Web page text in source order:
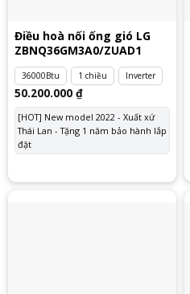
Điều hoà nối ống gió LG
ZBNQ36GM3A0/ZUAD1
36000Btu 1 chiều Inverter
50.200.000 ₫
[HOT] New model 2022 - Xuất xứ
Thái Lan - Tặng 1 năm bảo hành lắp
đặt